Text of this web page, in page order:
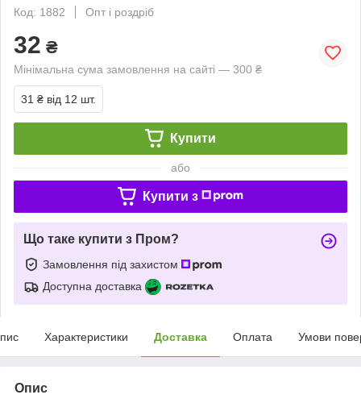
Код: 1882
Опт і роздріб
32 ₴
Мінімальна сума замовлення на сайті — 300 ₴
31 ₴ від 12 шт.
Купити
або
Купити з
Що таке купити з Пром?
Замовлення під захистом
Доступна доставка
Характеристики Доставка Оплата Умови
Опис